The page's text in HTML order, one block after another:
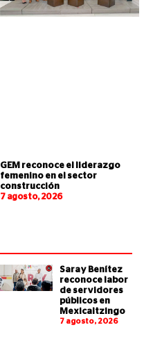
GEM reconoce el liderazgo
femenino en el sector
construcción
7 agosto, 2026
Saray Benítez
reconoce labor
de servidores
públicos en
Mexicaltzingo
7 agosto, 2026